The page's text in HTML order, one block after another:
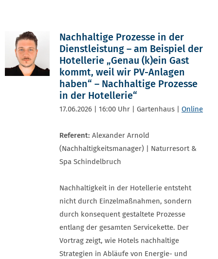
Nachhaltige Prozesse in der
Dienstleistung – am Beispiel der
Hotellerie „Genau (k)ein Gast
kommt, weil wir PV-Anlagen
haben“ – Nachhaltige Prozesse
in der Hotellerie“
17.06.2026 | 16:00 Uhr | Gartenhaus | Online
Referent: Alexander Arnold
(Nachhaltigkeitsmanager) | Naturresort &
Spa Schindelbruch
Nachhaltigkeit in der Hotellerie entsteht
nicht durch Einzelmaßnahmen, sondern
durch konsequent gestaltete Prozesse
entlang der gesamten Servicekette. Der
Vortrag zeigt, wie Hotels nachhaltige
Strategien in Abläufe von Energie- und